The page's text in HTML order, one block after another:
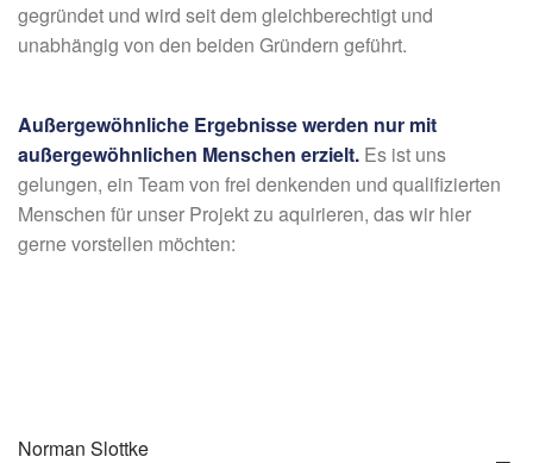
gegründet und wird seit dem gleichberechtigt und
unabhängig von den beiden Gründern geführt.
Außergewöhnliche Ergebnisse werden nur mit
außergewöhnlichen Menschen erzielt. Es ist uns
gelungen, ein Team von frei denkenden und qualifizierten
Menschen für unser Projekt zu aquirieren, das wir hier
gerne vorstellen möchten:
Norman Slottke